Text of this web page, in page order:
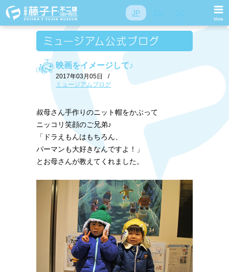
JP
映画をイメージして♪
2017年03月05日
/
ミュージアムブログ
叔母さん手作りのニット帽をかぶって
ニッコリ笑顔のご兄弟♪
「ドラえもんはもちろん、
パーマンも大好きなんですよ！」
とお母さんが教えてくれました。